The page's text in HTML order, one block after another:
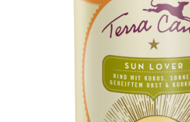
VITAMINE & SUPLIMENTE